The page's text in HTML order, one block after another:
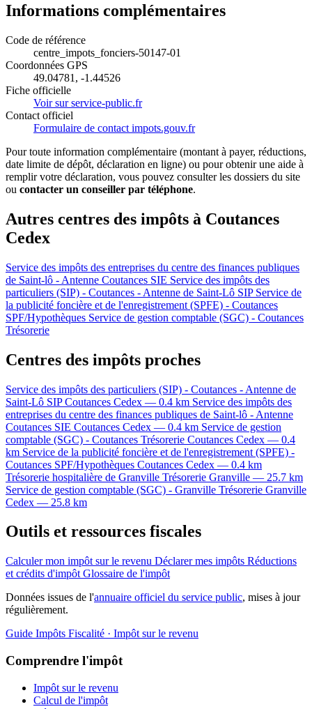
Informations complémentaires
Code de référence
centre_impots_fonciers-50147-01
Coordonnées GPS
49.04781, -1.44526
Fiche officielle
Voir sur service-public.fr
Contact officiel
Formulaire de contact impots.gouv.fr
Pour toute information complémentaire (montant à payer, réductions,
date limite de dépôt, déclaration en ligne) ou pour obtenir une aide à
remplir votre déclaration, vous pouvez consulter les dossiers du site
ou contacter un conseiller par téléphone.
Autres centres des impôts à Coutances
Cedex
Service des impôts des entreprises du centre des finances publiques
de Saint-lô - Antenne Coutances SIE Service des impôts des
particuliers (SIP) - Coutances - Antenne de Saint-Lô SIP Service de
la publicité foncière et de l'enregistrement (SPFE) - Coutances
SPF/Hypothèques Service de gestion comptable (SGC) - Coutances
Trésorerie
Centres des impôts proches
Service des impôts des particuliers (SIP) - Coutances - Antenne de
Saint-Lô SIP Coutances Cedex — 0.4 km Service des impôts des
entreprises du centre des finances publiques de Saint-lô - Antenne
Coutances SIE Coutances Cedex — 0.4 km Service de gestion
comptable (SGC) - Coutances Trésorerie Coutances Cedex — 0.4
km Service de la publicité foncière et de l'enregistrement (SPFE) -
Coutances SPF/Hypothèques Coutances Cedex — 0.4 km
Trésorerie hospitalière de Granville Trésorerie Granville — 25.7 km
Service de gestion comptable (SGC) - Granville Trésorerie Granville
Cedex — 25.8 km
Outils et ressources fiscales
Calculer mon impôt sur le revenu Déclarer mes impôts Réductions
et crédits d'impôt Glossaire de l'impôt
Données issues de l'annuaire officiel du service public, mises à jour
régulièrement.
Guide Impôts Fiscalité · Impôt sur le revenu
Comprendre l'impôt
Impôt sur le revenu
Calcul de l'impôt